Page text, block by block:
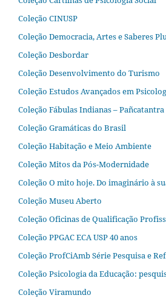
Coleção CINUSP
Coleção Democracia, Artes e Saberes
Coleção Desbordar
Coleção Desenvolvimento do Turismo
Coleção Estudos Avançados em
Coleção Fábulas Indianas – Pañcatantra
Coleção Gramáticas do Brasil
Coleção Habitação e Meio Ambiente
Coleção Mitos da Pós-Modernidade
Coleção O mito hoje. Do imaginário à
Coleção Museu Aberto
Coleção Oficinas de Qualificação
Coleção PPGAC ECA USP 40 anos
Coleção ProfCiAmb Série Pesquisa e
Coleção Psicologia da Educação:
Coleção Viramundo